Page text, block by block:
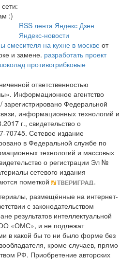
:)
RSS лента Яндекс Дзен
Яндекс-новости
смесителя на кухне в москве от
и замене. разработать проект
противогрибковые
ответственностью
Информационное агентство
Федеральной
информационных технологий и
г., свидетельство о
70745. Сетевое издание
в Федеральной службе по
технологий и массовых
о регистрации Эл №
сетевого издания
пометкой
.
размещённые на интернет-
с законодательством
результатов интеллектуальной
«ОМС», и не подлежат
в какой бы то ни было форме без
кроме случаев, прямо
РФ. Приобретение авторских